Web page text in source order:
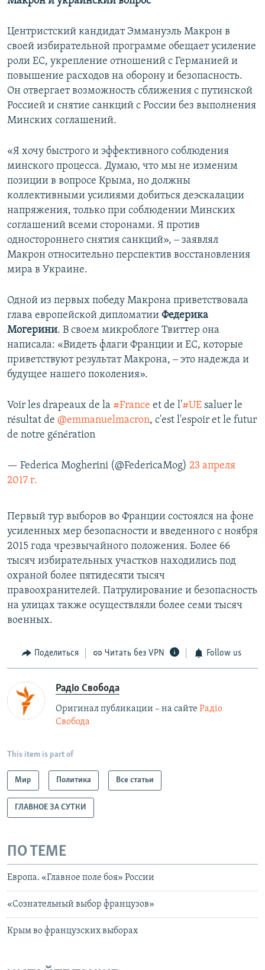
Центристский кандидат Эммануэль Макрон в
своей избирательной программе обещает усиление
роли ЕС, укрепление отношений с Германией и
повышение расходов на оборону и безопасность.
Он отвергает возможность сближения с путинской
Россией и снятие санкций с России без выполнения
Минских соглашений.
«Я хочу быстрого и эффективного соблюдения
минского процесса. Думаю, что мы не изменим
позиции в вопросе Крыма, но должны
коллективными усилиями добиться деэскалации
напряжения, только при соблюдении Минских
соглашений всеми сторонами. Я против
одностороннего снятия санкций», ‒ заявлял
Макрон относительно перспектив восстановления
мира в Украине.
Одной из первых победу Макрона приветствовала
глава европейской дипломатии Федерика
Могерини. В своем микроблоге Твиттер она
написала: «Видеть флаги Франции и ЕС, которые
приветствуют результат Макрона, ‒ это надежда и
будущее нашего поколения».
Voir les drapeaux de la #France et de l'#UE saluer le
résultat de @emmanuelmacron, c'est l'espoir et le futur
de notre génération
— Federica Mogherini (@FedericaMog) 23 апреля
2017 г.
Первый тур выборов во Франции состоялся на фоне
усиленных мер безопасности и введенного с ноября
2015 года чрезвычайного положения. Более 66
тысяч избирательных участков находились под
охраной более пятидесяти тысяч
правоохранителей. Патрулирование и безопасность
на улицах также осуществляли более семи тысяч
военных.
Поделиться Читать без VPN Follow us
Радіо Свобода
Оригинал публикации – на сайте Радіо
Свобода
This item is part of
Мир Политика Все статьи
ГЛАВНОЕ ЗА СУТКИ
ПО ТЕМЕ
Европа. «Главное поле боя» России
«Сознательный выбор французов»
Крым во французских выборах